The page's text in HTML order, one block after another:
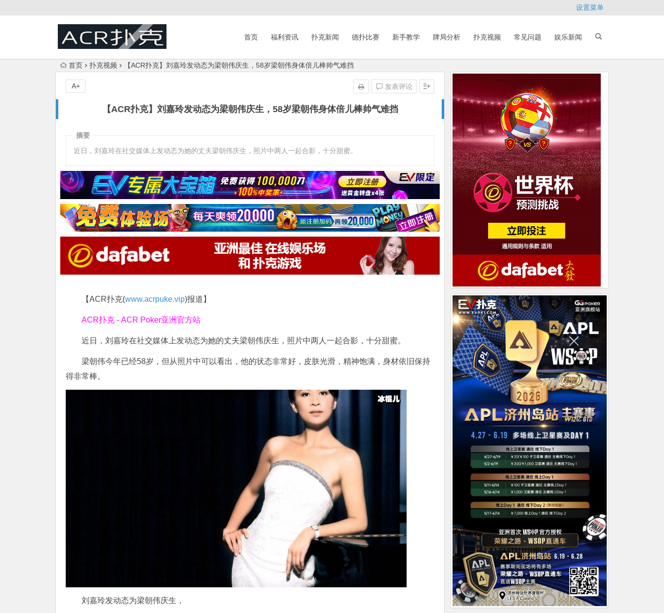
设置菜单
首页 福利资讯 扑克新闻 德扑比赛 新手教学 牌局分析 扑克视频 常见问题 娱乐新闻
首页 扑克视频 【ACR扑克】刘嘉玲发动态为梁朝伟庆生，58岁梁朝伟身体倍儿棒帅气难挡
【ACR扑克】刘嘉玲发动态为梁朝伟庆生，58岁梁朝伟身体倍儿棒帅气难挡
发表评论
A+
摘要
近日，刘嘉玲在社交媒体上发动态为她的丈夫梁朝伟庆生，照片中两人一起合影，十分甜蜜。
【ACR扑克(www.acrpuke.vip)报道】
ACR扑克 - ACR Poker亚洲官方站
近日，刘嘉玲在社交媒体上发动态为她的丈夫梁朝伟庆生，照片中两人一起合影，十分甜蜜。
梁朝伟今年已经58岁，但从照片中可以看出，他的状态非常好，皮肤光滑，精神饱满，身材依旧保持
得非常棒。
刘嘉玲发动态为梁朝伟庆生，